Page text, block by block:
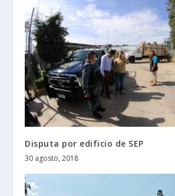
Disputa por edificio de SEP
30 agosto, 2018